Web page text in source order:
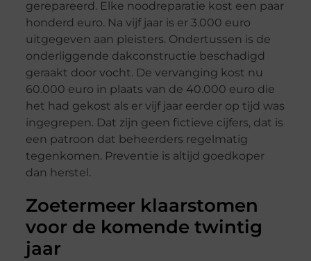
gerepareerd. Elke noodreparatie kost een paar
honderd euro. Na vijf jaar is er 3.000 euro
uitgegeven aan pleisters. Ondertussen is de
onderliggende dakconstructie beschadigd
geraakt door vocht. De vervanging kost nu
60.000 euro in plaats van de 40.000 euro die
het had gekost als er vijf jaar eerder op tijd was
ingegrepen. Dat zijn geen fictieve cijfers, dat is
een patroon dat beheerders regelmatig
tegenkomen. Preventie is altijd goedkoper
dan herstel.
Zoetermeer klaarstomen
voor de komende twintig
jaar